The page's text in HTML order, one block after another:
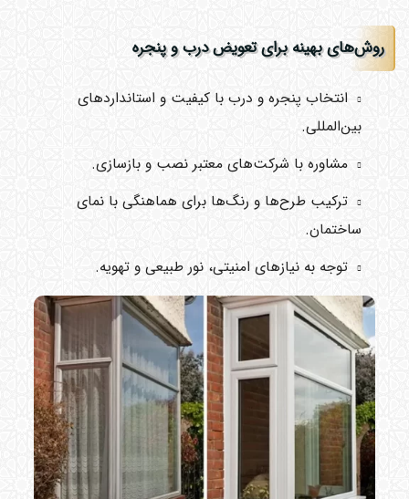
روش‌های بهینه برای تعویض درب و پنجره
انتخاب پنجره و درب با کیفیت و استانداردهای
بین‌المللی.
مشاوره با شرکت‌های معتبر نصب و بازسازی.
ترکیب طرح‌ها و رنگ‌ها برای هماهنگی با نمای
ساختمان.
توجه به نیازهای امنیتی، نور طبیعی و تهویه.